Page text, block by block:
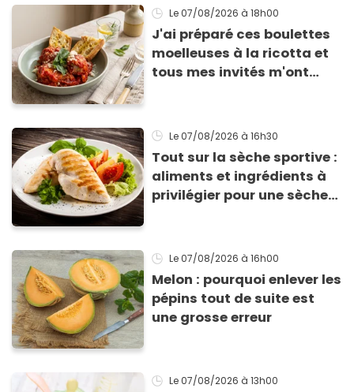
Le 07/08/2026 à 18h00
J'ai préparé ces boulettes
moelleuses à la ricotta et
tous mes invités m'ont
Le 07/08/2026 à 16h30
Tout sur la sèche sportive :
aliments et ingrédients à
privilégier pour une sèche
Le 07/08/2026 à 16h00
Melon : pourquoi enlever les
pépins tout de suite est
une grosse erreur
Le 07/08/2026 à 13h00